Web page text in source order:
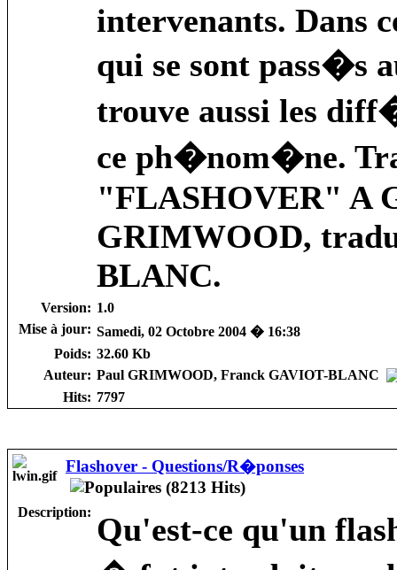
intervenants. Dans
qui se sont pass�s
trouve aussi les
ce ph�nom�ne.
"FLASHOVER" A
GRIMWOOD,
BLANC.
Version: 1.0
Mise à jour: Samedi, 02 Octobre 2004 � 16:38
Poids: 32.60 Kb
Auteur: Paul GRIMWOOD, Franck GAVIOT-BLANC
Hits: 7797
Flashover - Questions/R�ponses
Description: Qu'est-ce qu'un